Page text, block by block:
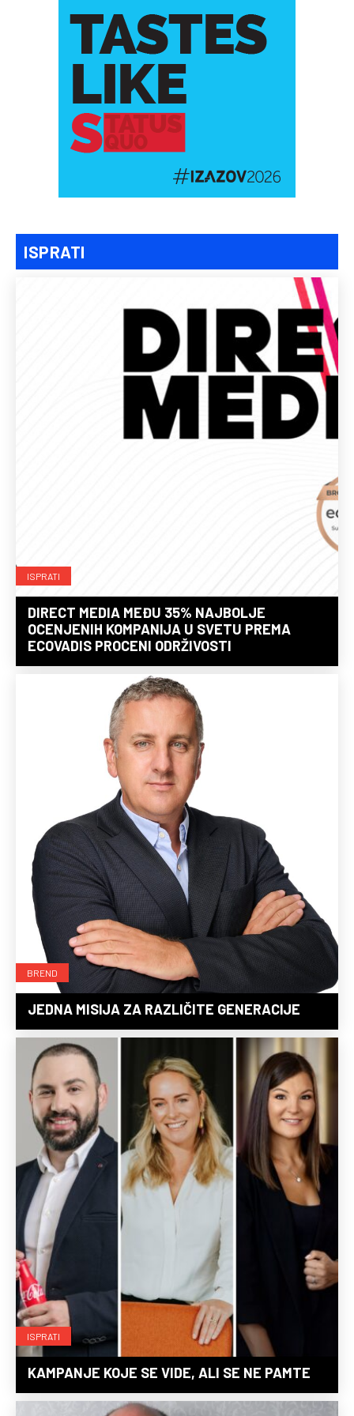
ISPRATI
ISPRATI
DIRECT MEDIA MEĐU 35% NAJBOLJE
OCENJENIH KOMPANIJA U SVETU PREMA
ECOVADIS PROCENI ODRŽIVOSTI
BREND
JEDNA MISIJA ZA RAZLIČITE GENERACIJE
ISPRATI
KAMPANJE KOJE SE VIDE, ALI SE NE PAMTE